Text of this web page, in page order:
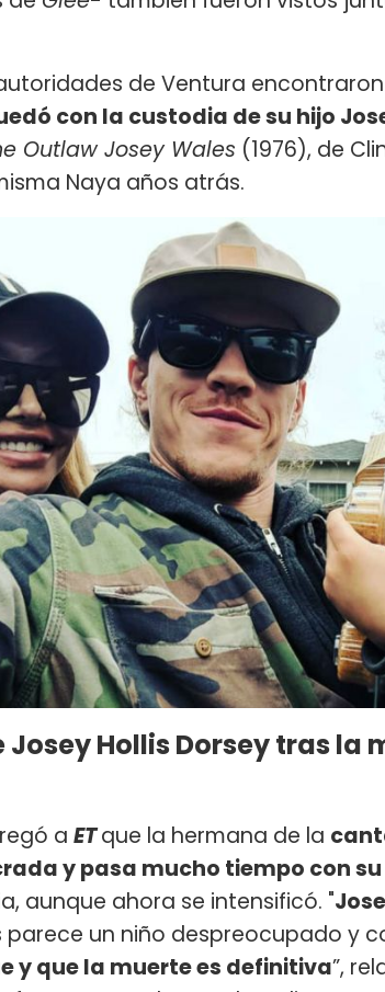
de Ventura encontraron
con la custodia de su hijo
Outlaw Josey Wales (1976), de
Naya años atrás.
Josey Hollis Dorseytras la
a ETque la hermana de la
y pasa mucho tiempo con
aunque ahora se intensificó. "
parece un niño despreocupado y
y que la muerte es definitiva”,